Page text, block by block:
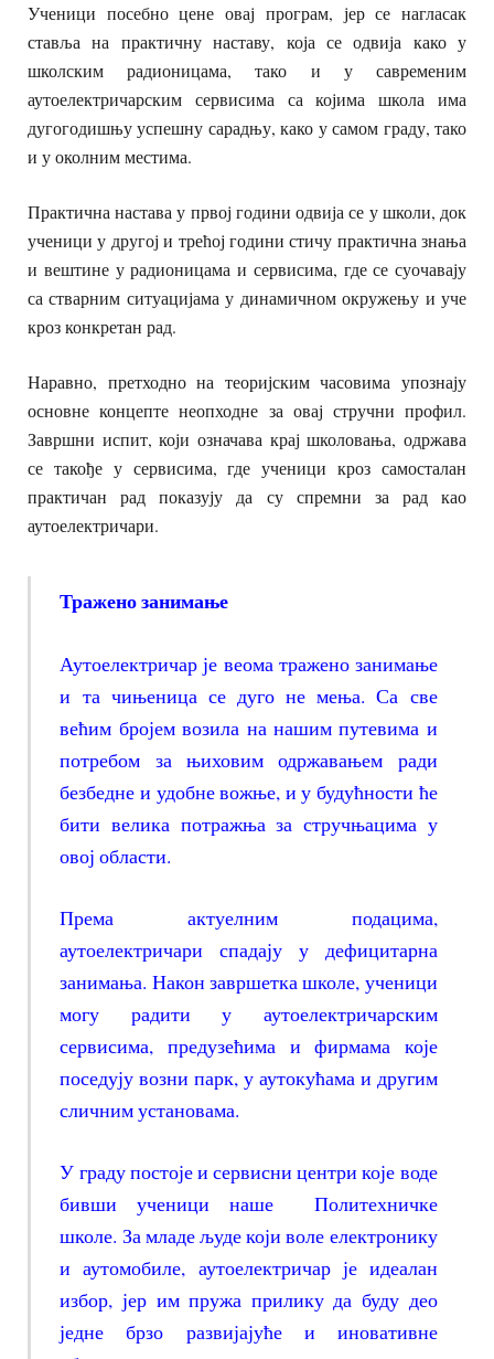
Ученици посебно цене овај програм, јер се нагласак
ставља на практичну наставу, која се одвија како у
школским радионицама, тако и у савременим
аутоелектричарским сервисима са којима школа има
дугогодишњу успешну сарадњу, како у самом граду, тако
и у околним местима.
Практична настава у првој години одвија се у школи, док
ученици у другој и трећој години стичу практична знања
и вештине у радионицама и сервисима, где се суочавају
са стварним ситуацијама у динамичном окружењу и уче
кроз конкретан рад.
Наравно, претходно на теоријским часовима упознају
основне концепте неопходне за овај стручни профил.
Завршни испит, који означава крај школовања, одржава
се такође у сервисима, где ученици кроз самосталан
практичан рад показују да су спремни за рад као
аутоелектричари.
Тражено занимање
Аутоелектричар је веома тражено занимање
и та чињеница се дуго не мења. Са све
већим бројем возила на нашим путевима и
потребом за њиховим одржавањем ради
безбедне и удобне вожње, и у будућности ће
бити велика потражња за стручњацима у
овој области.
Према актуелним подацима,
аутоелектричари спадају у дефицитарна
занимања. Након завршетка школе, ученици
могу радити у аутоелектричарским
сервисима, предузећима и фирмама које
поседују возни парк, у аутокућама и другим
сличним установама.
У граду постоје и сервисни центри које воде
бивши ученици наше Политехничке
школе. За младе људе који воле електронику
и аутомобиле, аутоелектричар је идеалан
избор, јер им пружа прилику да буду део
једне брзо развијајуће и иновативне